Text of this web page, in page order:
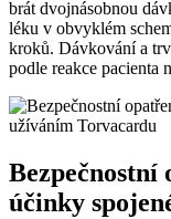
brát dvojnásobnou
léku v obvyklém
kroků. Dávkování a
podle reakce pacienta
Bezpečnostní
účinky